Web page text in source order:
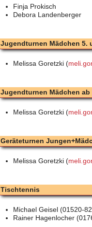
Finja Prokisch
Debora Landenberger
Jugendturnen Mädchen 5.
Melissa Goretzki (
Jugendturnen Mädchen ab
Melissa Goretzki (
Geräteturnen
Melissa Goretzki (
Tischtennis
Michael Geisel (01520-
Rainer Hagenlocher